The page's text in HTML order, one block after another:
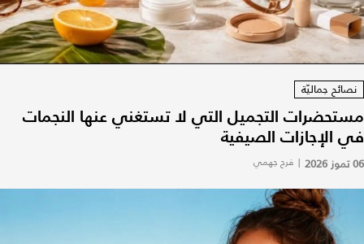
نصائح جماليّة
مستحضرات التجميل التي لا تستغني عنها النجمات
في الإجازات الصيفية
06 تموز 2026 | فرح جهمي